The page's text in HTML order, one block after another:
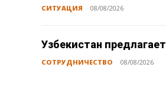
СИТУАЦИЯ 08/08/2026
Узбекистан предлагает
СОТРУДНИЧЕСТВО 08/08/2026